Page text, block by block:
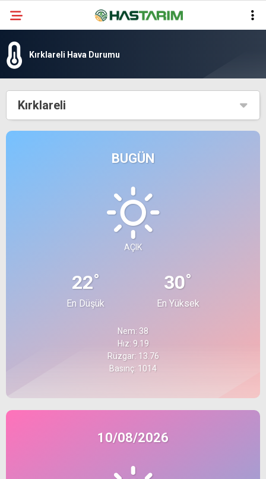
Kırklareli Hava Durumu
Kırklareli
BUGÜN
AÇIK
22°
En Düşük
30°
En Yüksek
Nem: 38
Hız: 9.19
Rüzgar: 13.76
Basınç: 1014
10/08/2026